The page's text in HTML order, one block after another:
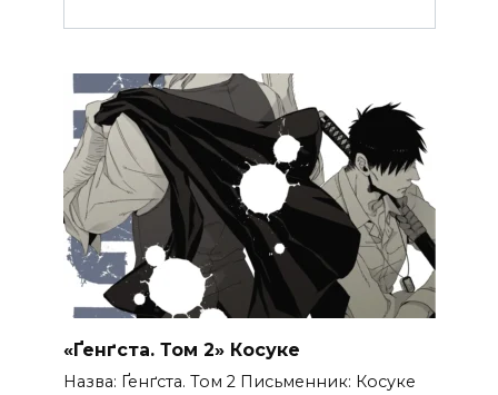
«Ґенґста. Том 2» Косуке
Назва: Ґенґста. Том 2 Письменник: Косуке